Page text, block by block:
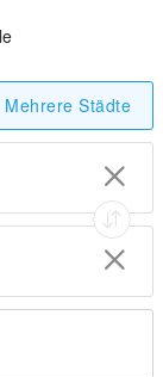
Mehrere Städte